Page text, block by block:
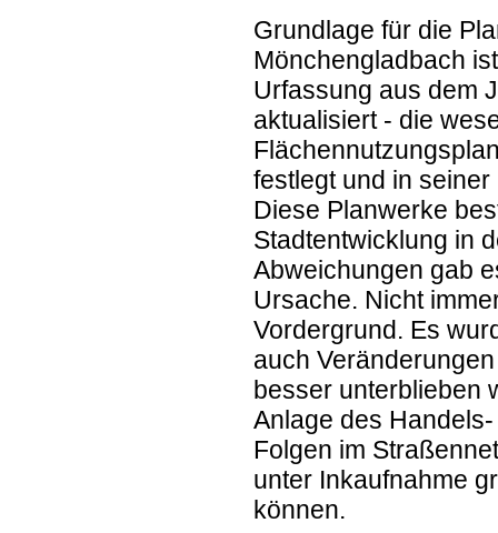
Grundlage für die
Mönchengladbach
Urfassung aus dem
aktualisiert - die
festlegt und in
Diese Planwerke
Stadtentwicklung in
Abweichungen gab
Ursache. Nicht
Vordergrund. Es
auch
besser unterblieben
Anlage des
Folgen im
unter Inkaufnahme
können.